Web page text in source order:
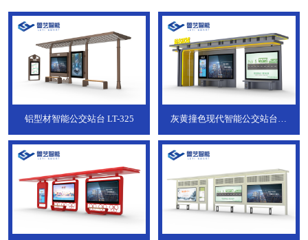
铝型材智能公交站台 LT-325
灰黄撞色现代智能公交站台，